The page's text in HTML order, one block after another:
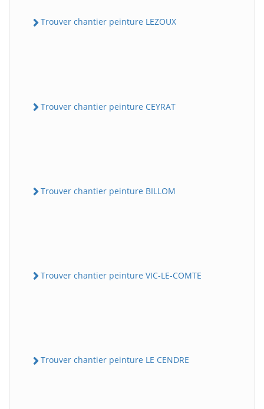
Trouver chantier peinture LEZOUX
Trouver chantier peinture CEYRAT
Trouver chantier peinture BILLOM
Trouver chantier peinture VIC-LE-COMTE
Trouver chantier peinture LE CENDRE